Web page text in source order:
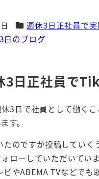
カテゴリー
週休3日正社員で
ー
日のブログ
3日正社員で
3日で社員として働く
す。
のですが投稿してい
ローしていただいて
やABEMA TVなどでも